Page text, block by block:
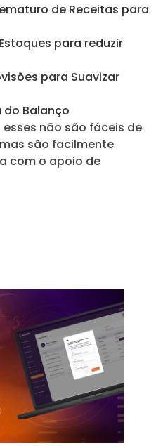
de Receitas para
para reduzir
para Suavizar
do Balanço
não são fáceis de
são facilmente
com o apoio de